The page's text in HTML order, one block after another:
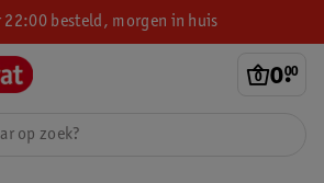
22:00 besteld, morgen in huis
0.
00